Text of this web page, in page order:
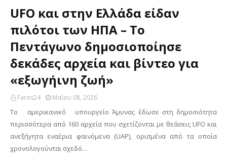
UFO και στην Ελλάδα είδαν
πιλότοι των ΗΠΑ – Το
Πεντάγωνο δημοσιοποίησε
δεκάδες αρχεία και βίντεο για
«εξωγήινη ζωή»
Faros24 Μαΐου 08, 2026
Το αμερικανικό υπουργείο Άμυνας έδωσε στη δημοσιότητα
περισσότερα από 160 αρχεία που σχετίζονται με θεάσεις UFO και
ανεξήγητα εναέρια φαινόμενα (UAP), ορισμένα από τα οποία
χρονολογούνται σχεδό…